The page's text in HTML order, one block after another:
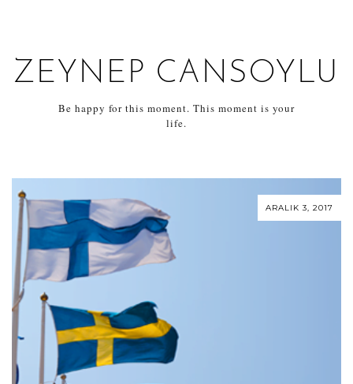
ZEYNEP CANSOYLU
Be happy for this moment. This moment is your
life.
ARALIK 3, 2017